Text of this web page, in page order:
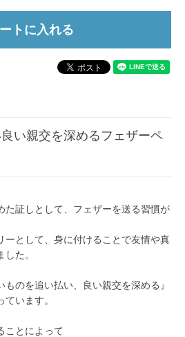
い親交を深めるフェザーペ
た証しとして、フェザーを送る習慣が
ーとして、身に付けることで友情や真
た。
のを追い払い、良い親交を深める』
います。
ことによって